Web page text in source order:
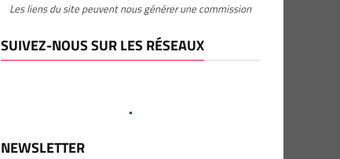
Les liens du site peuvent nous générer une commission
SUIVEZ-NOUS SUR LES RÉSEAUX
NEWSLETTER